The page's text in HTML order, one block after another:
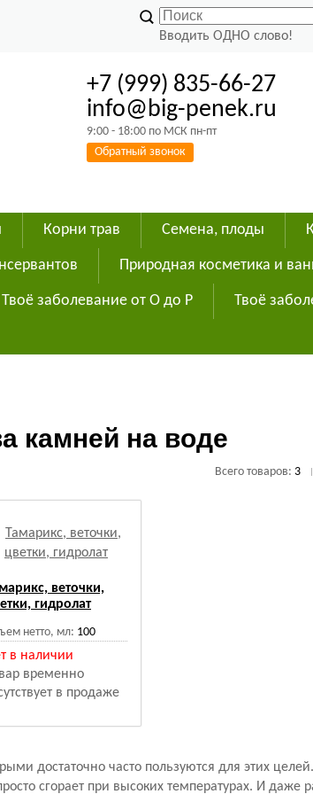
Вводить ОДНО слово!
+7 (999) 835-66-27
info@big-penek.ru
9:00 - 18:00 по МСК пн-пт
Обратный звонок
Корни трав Семена, плоды
Природная косметика и
Твоё заболевание от О до Р Твоё
камней на воде
Всего товаров: 3
веточки,
гидролат
нетто, мл: 100
в наличии
временно
в продаже
достаточно часто пользуются для этих
сгорает при высоких температурах. И